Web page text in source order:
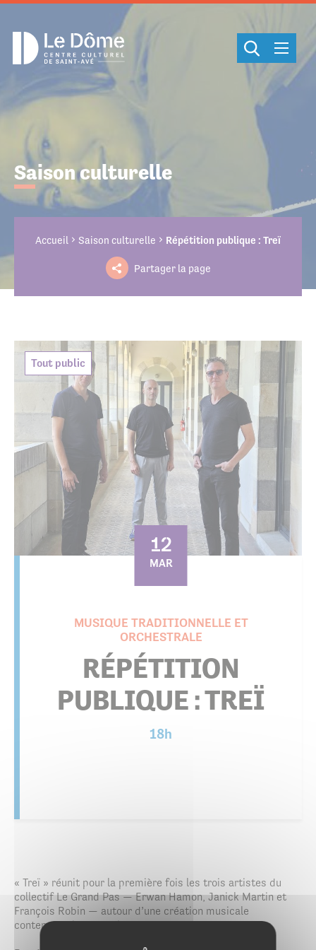
Saison culturelle
Accueil Saison culturelle Répétition publique : Treï
Partager la page
Tout public
12
MAR
MUSIQUE TRADITIONNELLE ET
ORCHESTRALE
RÉPÉTITION
PUBLIQUE : TREÏ
18h
« Treï » réunit pour la première fois les trois artistes du
collectif Le Grand Pas — Erwan Hamon, Janick Martin et
François Robin — autour d’une création musicale
contemporaine en trois mouvements.
Cookies management panel